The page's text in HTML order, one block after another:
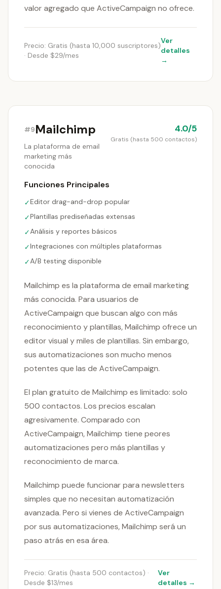
valor agregado que ActiveCampaign no ofrece.
Precio: Gratis (hasta 10,000 suscriptores)
· Desde $29/mes
Ver
detalles
→
#9Mailchimp
La plataforma de email
marketing más
conocida
4.0/5
Gratis (hasta 500 contactos)
Funciones Principales
✓Editor drag-and-drop popular
✓Plantillas prediseñadas extensas
✓Análisis y reportes básicos
✓Integraciones con múltiples plataformas
✓A/B testing disponible
Mailchimp es la plataforma de email marketing
más conocida. Para usuarios de
ActiveCampaign que buscan algo con más
reconocimiento y plantillas, Mailchimp ofrece un
editor visual y miles de plantillas. Sin embargo,
sus automatizaciones son mucho menos
potentes que las de ActiveCampaign.
El plan gratuito de Mailchimp es limitado: solo
500 contactos. Los precios escalan
agresivamente. Comparado con
ActiveCampaign, Mailchimp tiene peores
automatizaciones pero más plantillas y
reconocimiento de marca.
Mailchimp puede funcionar para newsletters
simples que no necesitan automatización
avanzada. Pero si vienes de ActiveCampaign
por sus automatizaciones, Mailchimp será un
paso atrás en esa área.
Precio: Gratis (hasta 500 contactos) ·
Desde $13/mes
Ver
detalles →